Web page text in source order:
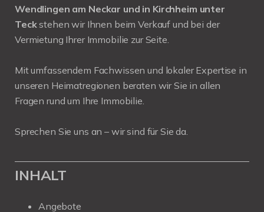
Wendlingen am Neckar und in Kirchheim unter
Teckstehen wir Ihnen beim Verkauf und bei der
Vermietung Ihrer Immobilie zur Seite.
Mit umfassendem Fachwissen und lokaler Expertise in
unseren Heimatregionen beraten wir Sie in allen
Fragen rund um Ihre Immobilie.
Sprechen Sie uns an – wir sind für Sie da.
INHALT
Angebote